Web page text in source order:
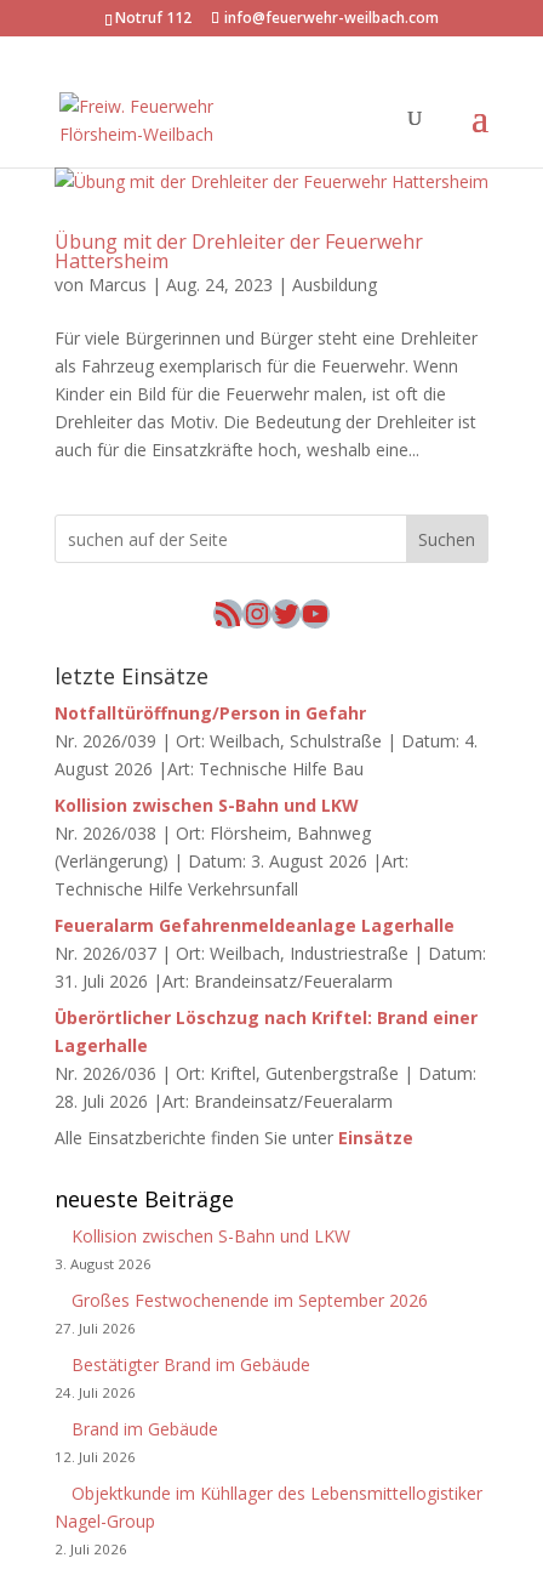
Notruf 112 info@feuerwehr-weilbach.com
Übung mit der Drehleiter der Feuerwehr
Hattersheim
von Marcus | Aug. 24, 2023 | Ausbildung
Für viele Bürgerinnen und Bürger steht eine Drehleiter
als Fahrzeug exemplarisch für die Feuerwehr. Wenn
Kinder ein Bild für die Feuerwehr malen, ist oft die
Drehleiter das Motiv. Die Bedeutung der Drehleiter ist
auch für die Einsatzkräfte hoch, weshalb eine...
Suchen
RSS-Feed
Instagram
Twitter
YouTube
letzte Einsätze
Notfalltüröffnung/Person in Gefahr
Nr. 2026/039 | Ort: Weilbach, Schulstraße | Datum: 4.
August 2026 |Art: Technische Hilfe Bau
Kollision zwischen S-Bahn und LKW
Nr. 2026/038 | Ort: Flörsheim, Bahnweg
(Verlängerung) | Datum: 3. August 2026 |Art:
Technische Hilfe Verkehrsunfall
Feueralarm Gefahrenmeldeanlage Lagerhalle
Nr. 2026/037 | Ort: Weilbach, Industriestraße | Datum:
31. Juli 2026 |Art: Brandeinsatz/Feueralarm
Überörtlicher Löschzug nach Kriftel: Brand einer
Lagerhalle
Nr. 2026/036 | Ort: Kriftel, Gutenbergstraße | Datum:
28. Juli 2026 |Art: Brandeinsatz/Feueralarm
Alle Einsatzberichte finden Sie unter Einsätze
neueste Beiträge
Kollision zwischen S-Bahn und LKW
3. August 2026
Großes Festwochenende im September 2026
27. Juli 2026
Bestätigter Brand im Gebäude
24. Juli 2026
Brand im Gebäude
12. Juli 2026
Objektkunde im Kühllager des Lebensmittellogistiker
Nagel-Group
2. Juli 2026